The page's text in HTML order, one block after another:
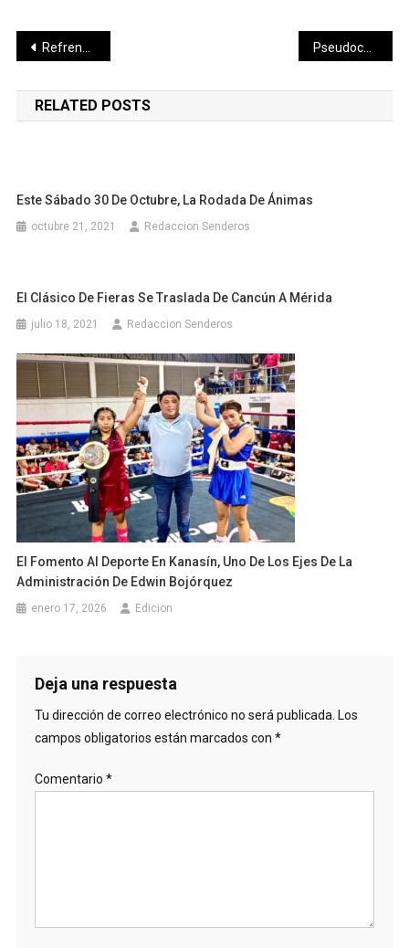
Navegación
de
entradas
Refrenda Congreso compromiso de seguir construyendo acuerdos en pro de los quintanarroenses
RELATED POSTS
Este Sábado 30 De Octubre, La Rodada De Ánimas
octubre 21, 2021 Redaccion Senderos
El Clásico De Fieras Se Traslada De Cancún A Mérida
julio 18, 2021 Redaccion Senderos
El Fomento Al Deporte En Kanasín, Uno De Los Ejes De La
Administración De Edwin Bojórquez
enero 17, 2026 Edicion
Deja una respuesta
Tu dirección de correo electrónico no será publicada. Los
campos obligatorios están marcados con *
Comentario *